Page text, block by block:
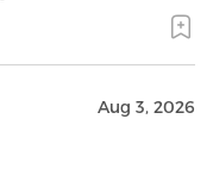
Aug 3, 2026